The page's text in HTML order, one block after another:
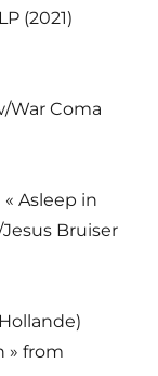
(2021)
War Coma
Asleep in
Bruiser
» from